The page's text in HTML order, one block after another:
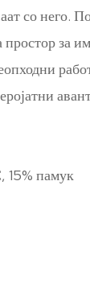
со него.
простор за
15% памук